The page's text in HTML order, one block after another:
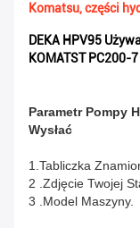
Komatsu, części
DEKA HPV95
KOMATST PC200-7
Parametr Pompy
Wysłać
1.Tabliczka
2 .Zdjęcie Twojej
3 .Model Maszyny.